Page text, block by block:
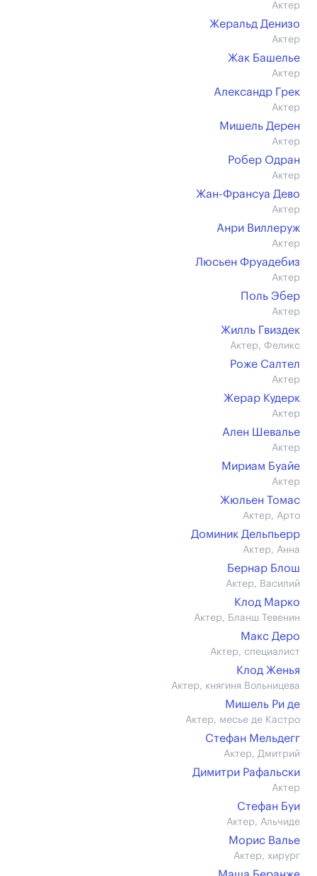
Актер
Жеральд Денизо
Актер
Жак Башелье
Актер
Александр Грек
Актер
Мишель Дерен
Актер
Робер Одран
Актер
Жан-Франсуа Дево
Актер
Анри Виллеруж
Актер
Люсьен Фруадебиз
Актер
Поль Эбер
Актер
Жилль Гвиздек
Актер, Феликс
Роже Салтел
Актер
Жерар Кудерк
Актер
Ален Шевалье
Актер
Мириам Буайе
Актер
Жюльен Томас
Актер, Арто
Доминик Дельпьерр
Актер, Анна
Бернар Блош
Актер, Василий
Клод Марко
Актер, Бланш Тевенин
Макс Деро
Актер, специалист
Клод Женья
Актер, княгиня Вольницева
Мишель Ри де
Актер, месье де Кастро
Стефан Мельдегг
Актер, Дмитрий
Димитри Рафальски
Актер
Стефан Буи
Актер, Альчиде
Морис Валье
Актер, хирург